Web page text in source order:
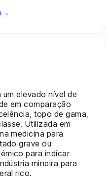
→
elevado nível de
em comparação
topo de gama,
Utilizada em
medicina para
grave ou
para indicar
mineira para
rico.